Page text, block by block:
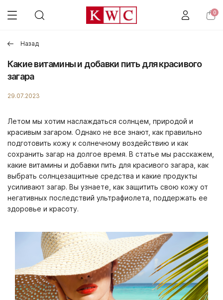
0
Назад
Какие витамины и добавки пить для красивого
загара
29.07.2023
Летом мы хотим наслаждаться солнцем, природой и
красивым загаром. Однако не все знают, как правильно
подготовить кожу к солнечному воздействию и как
сохранить загар на долгое время. В статье мы расскажем,
какие витамины и добавки пить для красивого загара, как
выбрать солнцезащитные средства и какие продукты
усиливают загар. Вы узнаете, как защитить свою кожу от
негативных последствий ультрафиолета, поддержать ее
здоровье и красоту.